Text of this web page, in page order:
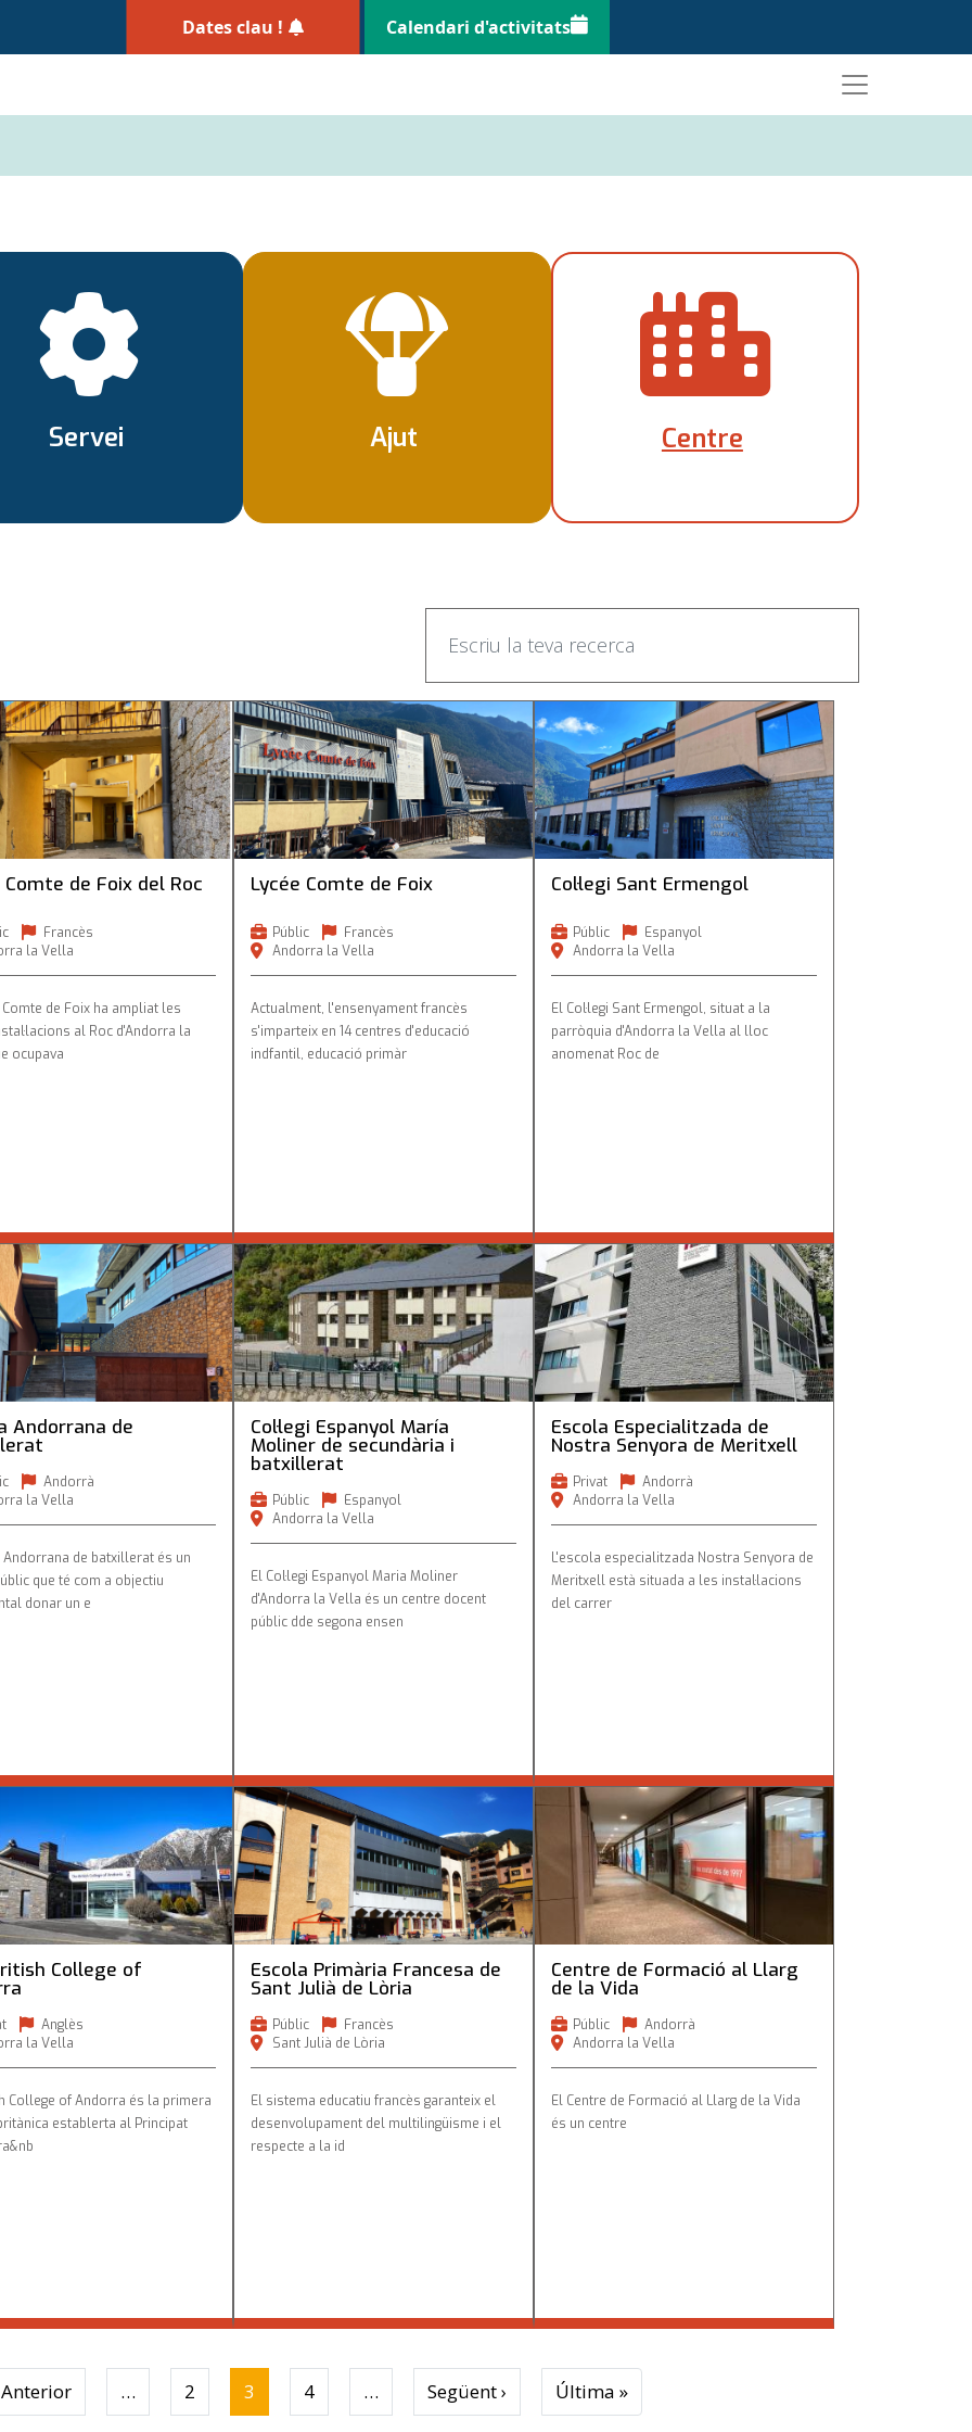
Calendari d'activitats
Dates clau !
Servei Ajut Centre
Comte de Foix del Roc
Francès
la Vella
Comte de Foix ha ampliat les
al Roc d'Andorra la
ocupava
de Foix del Roc
Lycée Comte de Foix
Públic
Francès
Andorra la Vella
Actualment, l'ensenyament francès
s'imparteix en 14 centres d'educació
indfantil, educació primàr
Lycée Comte de Foix
Col·legi Sant Ermengol
Públic
Espanyol
Andorra la Vella
El Col·legi Sant Ermengol, situat a la
parròquia d'Andorra la Vella al lloc
anomenat Roc de
Col·legi Sant Ermengol
Andorrana de
Andorrà
la Vella
Andorrana de batxillerat és un
que té com a objectiu
donar un e
Andorrana de batxillerat
Col·legi Espanyol María
Moliner de secundària i
batxillerat
Públic
Espanyol
Andorra la Vella
El Col·legi Espanyol Maria Moliner
d'Andorra la Vella és un centre docent
públic dde segona ensen
Col·legi Espanyol María Moliner de
secundària i batxillerat
Escola Especialitzada de
Nostra Senyora de Meritxell
Privat
Andorrà
Andorra la Vella
L'escola especialitzada Nostra Senyora de
Meritxell està situada a les instal·lacions
del carrer
Escola Especialitzada de Nostra
Senyora de Meritxell
College of
Anglès
la Vella
College of Andorra és la primera
establerta al Principat
College of Andorra
Escola Primària Francesa de
Sant Julià de Lòria
Públic
Francès
Sant Julià de Lòria
El sistema educatiu francès garanteix el
desenvolupament del multilingüisme i el
respecte a la id
Escola Primària Francesa de Sant
Julià de Lòria
Centre de Formació al Llarg
de la Vida
Públic
Andorrà
Andorra la Vella
El Centre de Formació al Llarg de la Vida
és un centre
Centre de Formació al Llarg de la
Vida
AnteriorPrevious page
… 2 3 4 … Següent ›Next pageÚltima »Last page